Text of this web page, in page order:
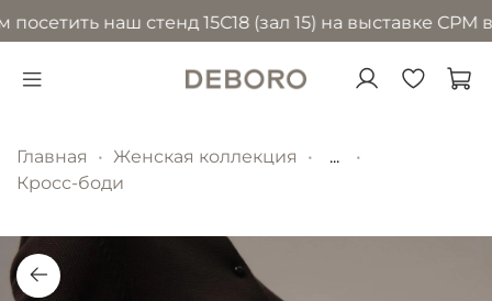
наш стенд 15С18 (зал 15) на выставке CPM
Главная Женская коллекция
...
Кросс-боди